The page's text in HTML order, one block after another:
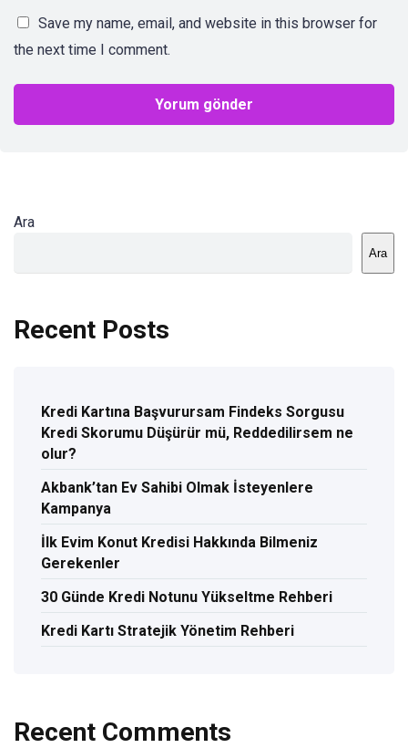
Save my name, email, and website in this browser for
the next time I comment.
Ara
Ara
Recent Posts
Kredi Kartına Başvurursam Findeks Sorgusu
Kredi Skorumu Düşürür mü, Reddedilirsem ne
olur?
Akbank’tan Ev Sahibi Olmak İsteyenlere
Kampanya
İlk Evim Konut Kredisi Hakkında Bilmeniz
Gerekenler
30 Günde Kredi Notunu Yükseltme Rehberi
Kredi Kartı Stratejik Yönetim Rehberi
Recent Comments